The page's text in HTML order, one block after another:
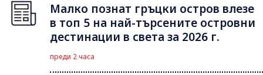
Малко познат гръцки остров влезе
в топ 5 на най-търсените островни
дестинации в света за 2026 г.
преди 2 часа